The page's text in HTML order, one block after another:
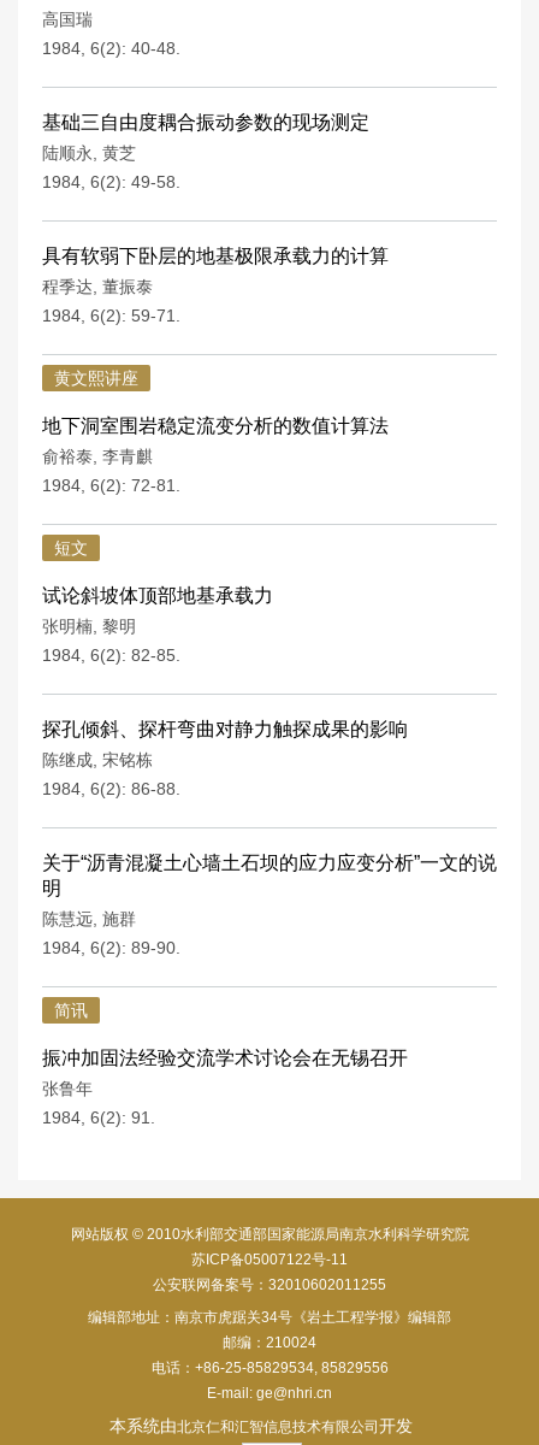
高国瑞
1984, 6(2): 40-48.
基础三自由度耦合振动参数的现场测定
陆顺永
黄芝
1984, 6(2): 49-58.
具有软弱下卧层的地基极限承载力的计算
程季达 董振泰
1984, 6(2): 59-71.
黄文熙讲座
地下洞室围岩稳定流变分析的数值计算法
俞裕泰 李青麒
1984, 6(2): 72-81.
短文
试论斜坡体顶部地基承载力
张明楠 黎明
1984, 6(2): 82-85.
探孔倾斜、探杆弯曲对静力触探成果的影响
陈继成 宋铭栋
1984, 6(2): 86-88.
关于“沥青混凝土心墙土石坝的应力应变分析”一文的说
明
陈慧远 施群
1984, 6(2): 89-90.
简讯
振冲加固法经验交流学术讨论会在无锡召开
张鲁年
1984, 6(2): 91.
网站版权 © 2010水利部交通部国家能源局南京水利科学研究院
苏ICP备05007122号-11
公安联网备案号：32010602011255
编辑部地址：南京市虎踞关34号《岩土工程学报》编辑部
邮编：210024
电话：+86-25-85829534, 85829556
E-mail: ge@nhri.cn
本系统由北京仁和汇智信息技术有限公司 开发